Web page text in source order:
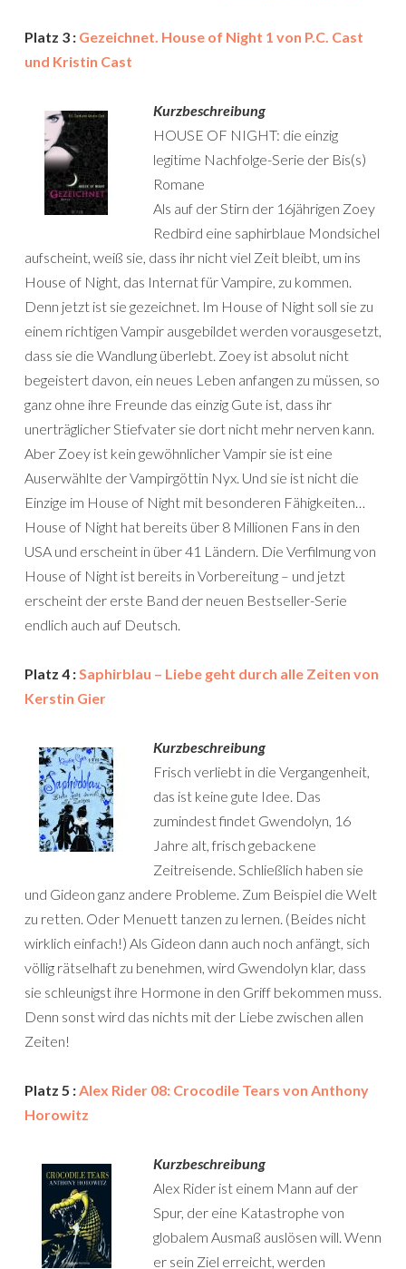
Platz 3 : Gezeichnet. House of Night 1 von P.C. Cast
und Kristin Cast
Kurzbeschreibung
HOUSE OF NIGHT: die einzig
legitime Nachfolge-Serie der Bis(s)
Romane
Als auf der Stirn der 16jährigen Zoey
Redbird eine saphirblaue Mondsichel
aufscheint, weiß sie, dass ihr nicht viel Zeit bleibt, um ins
House of Night, das Internat für Vampire, zu kommen.
Denn jetzt ist sie gezeichnet. Im House of Night soll sie zu
einem richtigen Vampir ausgebildet werden vorausgesetzt,
dass sie die Wandlung überlebt. Zoey ist absolut nicht
begeistert davon, ein neues Leben anfangen zu müssen, so
ganz ohne ihre Freunde das einzig Gute ist, dass ihr
unerträglicher Stiefvater sie dort nicht mehr nerven kann.
Aber Zoey ist kein gewöhnlicher Vampir sie ist eine
Auserwählte der Vampirgöttin Nyx. Und sie ist nicht die
Einzige im House of Night mit besonderen Fähigkeiten…
House of Night hat bereits über 8 Millionen Fans in den
USA und erscheint in über 41 Ländern. Die Verfilmung von
House of Night ist bereits in Vorbereitung – und jetzt
erscheint der erste Band der neuen Bestseller-Serie
endlich auch auf Deutsch.
Platz 4 :Saphirblau – Liebe geht durch alle Zeiten von
Kerstin Gier
Kurzbeschreibung
Frisch verliebt in die Vergangenheit,
das ist keine gute Idee. Das
zumindest findet Gwendolyn, 16
Jahre alt, frisch gebackene
Zeitreisende. Schließlich haben sie
und Gideon ganz andere Probleme. Zum Beispiel die Welt
zu retten. Oder Menuett tanzen zu lernen. (Beides nicht
wirklich einfach!) Als Gideon dann auch noch anfängt, sich
völlig rätselhaft zu benehmen, wird Gwendolyn klar, dass
sie schleunigst ihre Hormone in den Griff bekommen muss.
Denn sonst wird das nichts mit der Liebe zwischen allen
Zeiten!
Platz 5 :Alex Rider 08: Crocodile Tears von Anthony
Horowitz
Kurzbeschreibung
Alex Rider ist einem Mann auf der
Spur, der eine Katastrophe von
globalem Ausmaß auslösen will. Wenn
er sein Ziel erreicht, werden